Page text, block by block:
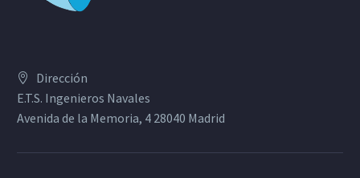
Dirección
E.T.S. Ingenieros Navales
Avenida de la Memoria, 4 28040 Madrid